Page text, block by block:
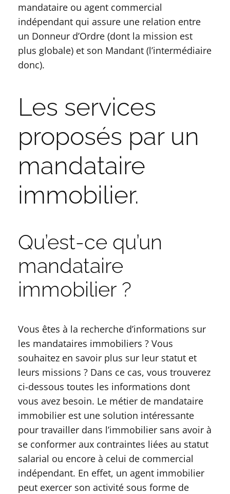
mandataire ou agent commercial
indépendant qui assure une relation entre
un Donneur d’Ordre (dont la mission est
plus globale) et son Mandant (l’intermédiaire
donc).
Les services
proposés par un
mandataire
immobilier.
Qu’est-ce qu’un
mandataire
immobilier ?
Vous êtes à la recherche d’informations sur
les mandataires immobiliers ? Vous
souhaitez en savoir plus sur leur statut et
leurs missions ? Dans ce cas, vous trouverez
ci-dessous toutes les informations dont
vous avez besoin. Le métier de mandataire
immobilier est une solution intéressante
pour travailler dans l’immobilier sans avoir à
se conformer aux contraintes liées au statut
salarial ou encore à celui de commercial
indépendant. En effet, un agent immobilier
peut exercer son activité sous forme de